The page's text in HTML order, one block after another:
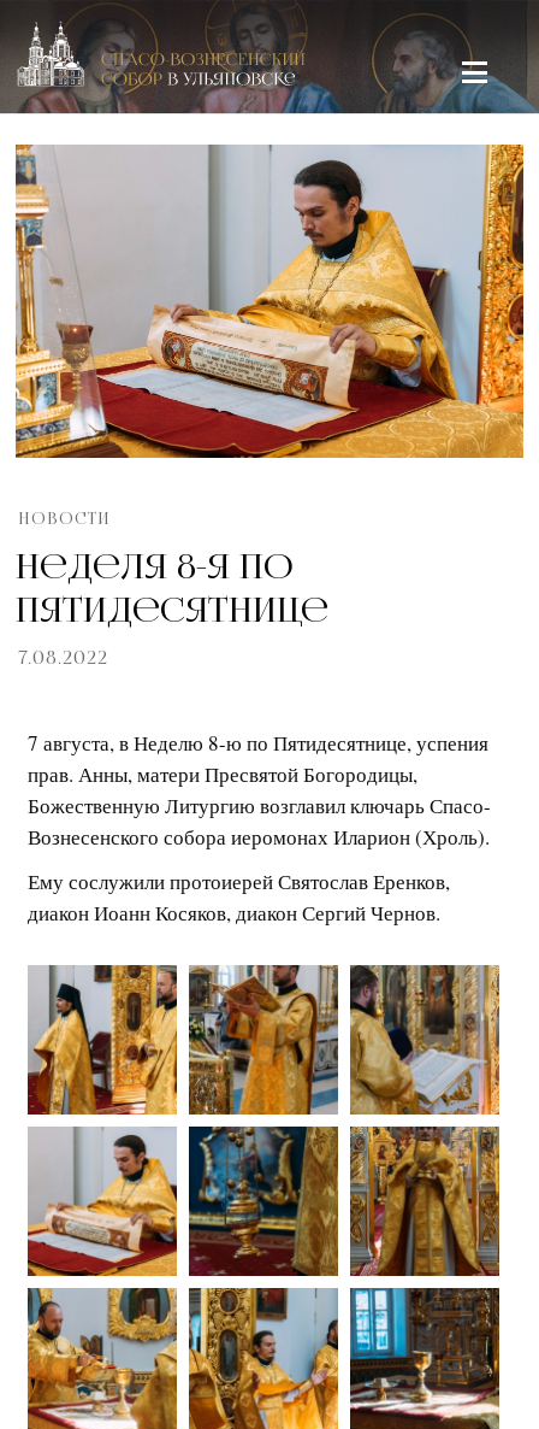
Спасо-Вознесенский кафедральный собор в Ульяновске
НОВОСТИ
Неделя 8-я по
Пятидесятнице
7.08.2022
7 августа, в Неделю 8-ю по Пятидесятнице, успения
прав. Анны, матери Пресвятой Богородицы,
Божественную Литургию возглавил ключарь Спасо-
Вознесенского собора иеромонах Иларион (Хроль).
Ему сослужили протоиерей Святослав Еренков,
диакон Иоанн Косяков, диакон Сергий Чернов.